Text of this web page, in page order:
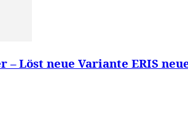
– Löst neue Variante ERIS